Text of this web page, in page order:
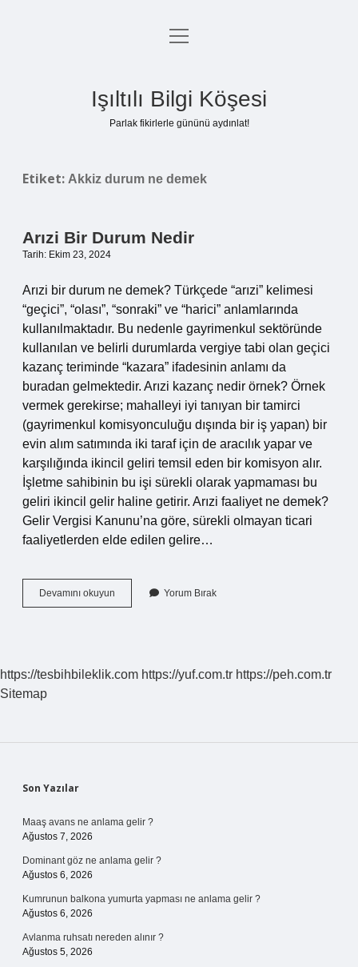
Anasayfa
Yasal Uyarı
menüyü
Işıltılı Bilgi Köşesi
Parlak fikirlerle gününü aydınlat!
Etiket: Akkiz durum ne demek
Arızi Bir Durum Nedir
Tarih: Ekim 23, 2024
Arızi bir durum ne demek? Türkçede “arızi” kelimesi
“geçici”, “olası”, “sonraki” ve “harici” anlamlarında
kullanılmaktadır. Bu nedenle gayrimenkul sektöründe
kullanılan ve belirli durumlarda vergiye tabi olan geçici
kazanç teriminde “kazara” ifadesinin anlamı da
buradan gelmektedir. Arızi kazanç nedir örnek? Örnek
vermek gerekirse; mahalleyi iyi tanıyan bir tamirci
(gayrimenkul komisyonculuğu dışında bir iş yapan) bir
evin alım satımında iki taraf için de aracılık yapar ve
karşılığında ikincil geliri temsil eden bir komisyon alır.
İşletme sahibinin bu işi sürekli olarak yapmaması bu
geliri ikincil gelir haline getirir. Arızi faaliyet ne demek?
Gelir Vergisi Kanunu’na göre, sürekli olmayan ticari
faaliyetlerden elde edilen gelire…
Devamını okuyun
Bir
Yorum Bırak
https://tesbihbileklik.com https://yuf.com.tr https://peh.com.tr
Sitemap
Sidebar
Son Yazılar
Maaş avans ne anlama gelir ?
Ağustos 7, 2026
Dominant göz ne anlama gelir ?
Ağustos 6, 2026
Kumrunun balkona yumurta yapması ne anlama gelir ?
Ağustos 6, 2026
Avlanma ruhsatı nereden alınır ?
Ağustos 5, 2026